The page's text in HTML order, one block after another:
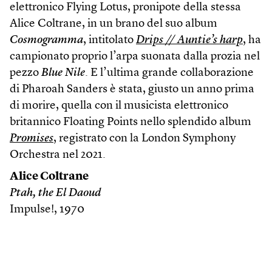
elettronico Flying Lotus, pronipote della stessa
Alice Coltrane, in un brano del suo album
Cosmogramma, intitolato Drips // Auntie’s harp, ha
campionato proprio l’arpa suonata dalla prozia nel
pezzo Blue Nile. E l’ultima grande collaborazione
di Pharoah Sanders è stata, giusto un anno prima
di morire, quella con il musicista elettronico
britannico Floating Points nello splendido album
Promises, registrato con la London Symphony
Orchestra nel 2021.
Alice Coltrane
Ptah, the El Daoud
Impulse!, 1970